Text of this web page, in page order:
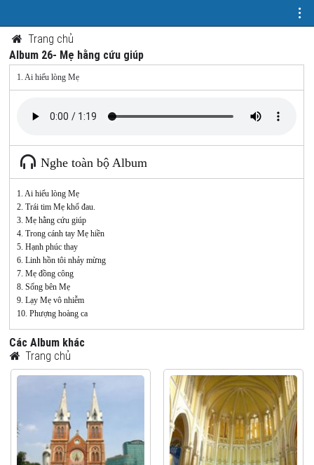
Trang chủ
Album 26- Mẹ hằng cứu giúp
1. Ai hiểu lòng Mẹ
Nghe toàn bộ Album
1. Ai hiểu lòng Mẹ
2. Trái tim Mẹ khổ đau.
3. Mẹ hằng cứu giúp
4. Trong cánh tay Mẹ hiền
5. Hạnh phúc thay
6. Linh hồn tôi nhảy mừng
7. Mẹ đồng công
8. Sống bên Mẹ
9. Lạy Mẹ vô nhiễm
10. Phượng hoàng ca
Các Album khác
Trang chủ